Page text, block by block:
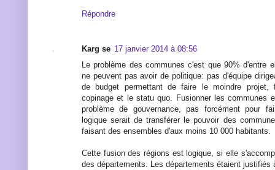
Répondre
Karg se 17 janvier 2014 à 08:56
Le problème des communes c'est que 90% d'entre
ne peuvent pas avoir de politique: pas d'équipe
de budget permettant de faire le moindre projet,
copinage et le statu quo. Fusionner les communes
problème de gouvernance, pas forcément pour
logique serait de transférer le pouvoir des
faisant des ensembles d'aux moins 10 000 habitants.
Cette fusion des régions est logique, si elle
des départements. Les départements étaient justifiés